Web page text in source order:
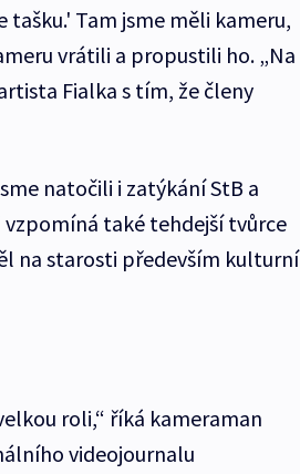
Tam jsme měli kameru,
vrátili a propustili ho. „Na
Fialka s tím, že členy
natočili i zatýkání StB a
vzpomíná také tehdejší tvůrce
na starosti především kulturní
roli,“ říká kameraman
videojournalu